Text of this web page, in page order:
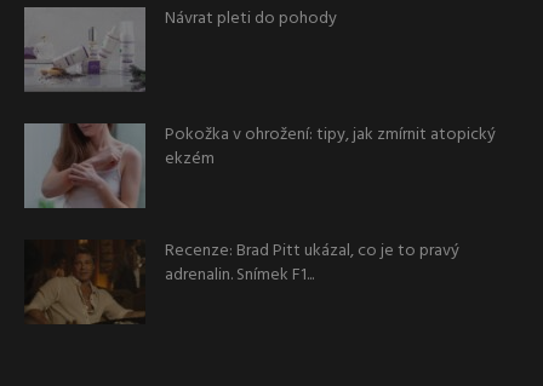
Návrat pleti do pohody
Pokožka v ohrožení: tipy, jak zmírnit atopický
ekzém
Recenze: Brad Pitt ukázal, co je to pravý
adrenalin. Snímek F1...